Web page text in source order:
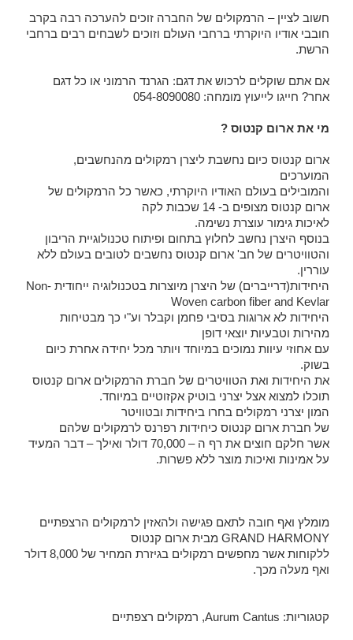
חשוב לציין – הרמקולים של החברה זוכים להערכה רבה בקרב
חובבי אודיו היוקרתי ברחבי העולם וזוכים לשבחים רבים ברחבי
הרשת.
אם אתם שוקלים לרכוש את דגם: הגרנד הרמוני או כל דגם
אחר? חייגו לייעוץ מומחה: 054-8090080
מי את ארום קנטוס ?
ארום קנטוס כיום נחשבת ליצרן רמקולים מהנחשבים,
המוערכים
והמובילים בעולם האודיו היוקרתי, כאשר כל הרמקולים של
ארום קנטוס מצופים ב- 14 שכבות לקה
לאיכות גימור עוצרת נשימה.
בנוסף היצרן נחשב לחלוץ בתחום ופיתוח טכנולוגיית הריבון
והטוויטרים של חב' ארום קנטוס נחשבים לטובים בעולם ללא
עוררין.
היחידות(דרייברים) של היצרן מיוצרות בטכנולוגיה ייחודית Non-
Woven carbon fiber and Kevlar
היחידות לא ארוגות בסיבי פחמן וקבלר וע"י כך מבטיחות
מהירות וטבעיות יוצאי דופן
עם אחוזי עיוות נמוכים במיוחד ויותר מכל יחידה אחרת כיום
בשוק.
את היחידות ואת הטוויטרים של חברת הרמקולים ארום קנטוס
תוכלו למצוא אצל יצרני בוטיק אקזוטיים במיוחד.
המון יצרני רמקולים בחרו ביחידות ובטוויטר
של חברת ארום קנטוס כיחידות רפרנס לרמקולים שלהם
אשר חלקם חוצים את רף ה – 70,000 דולר ואילך – דבר המעיד
על אמינות ואיכות מוצר ללא פשרות.
מומלץ ואף חובה לתאם פגישה ולהאזין לרמקולים הרצפתיים
GRAND HARMONY מבית ארום קנטוס
ללקוחות אשר מחפשים רמקולים בגיזרת המחיר של 8,000 דולר
ואף מעלה מכך.
קטגוריות: Aurum Cantus
, רמקולים רצפתיים